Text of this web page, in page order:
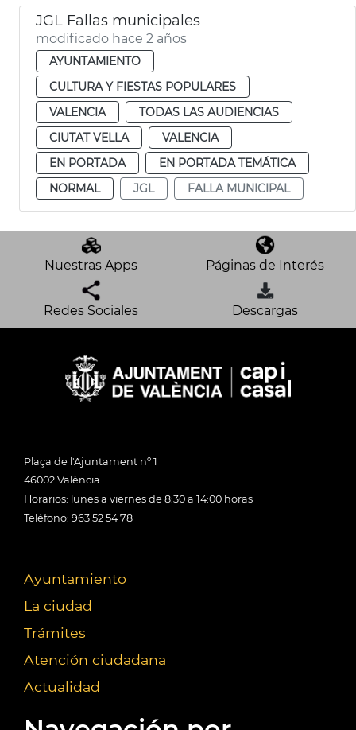
JGL Fallas municipales
modificado hace 2 años
AYUNTAMIENTO
CULTURA Y FIESTAS POPULARES
VALENCIA
TODAS LAS AUDIENCIAS
CIUTAT VELLA
VALENCIA
EN PORTADA
EN PORTADA TEMÁTICA
NORMAL
JGL FALLA MUNICIPAL
Nuestras Apps Páginas de Interés
Redes Sociales Descargas
Plaça de l'Ajuntament nº 1
46002 València
Horarios: lunes a viernes de 8:30 a 14:00 horas
Teléfono: 963 52 54 78
Ayuntamiento
La ciudad
Trámites
Atención ciudadana
Actualidad